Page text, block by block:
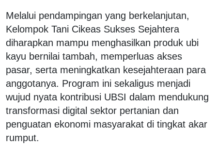
Melalui pendampingan yang berkelanjutan,
Kelompok Tani Cikeas Sukses Sejahtera
diharapkan mampu menghasilkan produk ubi
kayu bernilai tambah, memperluas akses
pasar, serta meningkatkan kesejahteraan para
anggotanya. Program ini sekaligus menjadi
wujud nyata kontribusi UBSI dalam mendukung
transformasi digital sektor pertanian dan
penguatan ekonomi masyarakat di tingkat akar
rumput.